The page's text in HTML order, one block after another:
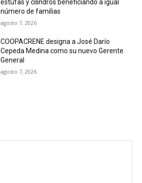
estufas y cilindros beneficiando a igual
número de familias
agosto 7, 2026
COOPACRENE designa a José Darío
Cepeda Medina como su nuevo Gerente
General
agosto 7, 2026